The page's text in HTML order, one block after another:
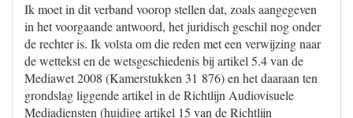
Ik moet in dit verband voorop stellen dat, zoals aangegeven
in het voorgaande antwoord, het juridisch geschil nog onder
de rechter is. Ik volsta om die reden met een verwijzing naar
de wettekst en de wetsgeschiedenis bij artikel 5.4 van de
Mediawet 2008 (Kamerstukken 31 876) en het daaraan ten
grondslag liggende artikel in de Richtlijn Audiovisuele
Mediadiensten (huidige artikel 15 van de Richtlijn